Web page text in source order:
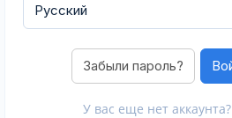
Забыли пароль?
У вас еще нет аккаунта?